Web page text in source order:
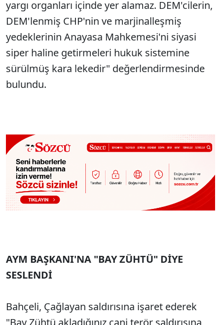
yargı organları içinde yer alamaz. DEM'cilerin,
DEM'lenmiş CHP'nin ve marjinalleşmiş
yedeklerinin Anayasa Mahkemesi'ni siyasi
siper haline getirmeleri hukuk sistemine
sürülmüş kara lekedir" değerlendirmesinde
bulundu.
AYM BAŞKANI'NA "BAY ZÜHTÜ" DİYE
SESLENDİ
Bahçeli, Çağlayan saldırısına işaret ederek